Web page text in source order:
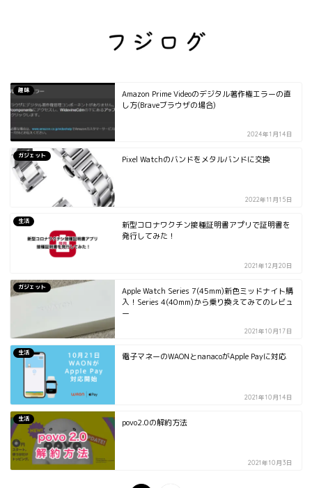
趣味
Amazon Prime Videoのデジタル著作権エラーの直
し方(Braveブラウザの場合)
2024年1月14日
ガジェット Pixel Watchのバンドをメタルバンドに交換
2022年11月15日
生活
新型コロナワクチン接種証明書アプリで証明書を
発行してみた！
2021年12月20日
ガジェット
Apple Watch Series 7(45mm)新色ミッドナイト購
入！Series 4(40mm)から乗り換えてみてのレビュ
ー
2021年10月17日
生活 電子マネーのWAONとnanacoがApple Payに対応
2021年10月14日
生活 povo2.0の解約方法
2021年10月3日